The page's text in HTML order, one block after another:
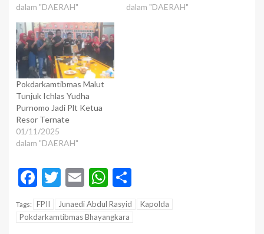
dalam "DAERAH"
dalam "DAERAH"
Pokdarkamtibmas Malut
Tunjuk Ichlas Yudha
Purnomo Jadi Plt Ketua
Resor Ternate
01/11/2025
dalam "DAERAH"
Facebook
Twitter
EmailWhatsApp
Tags: FPII Junaedi Abdul Rasyid
Kapolda
Pokdarkamtibmas Bhayangkara